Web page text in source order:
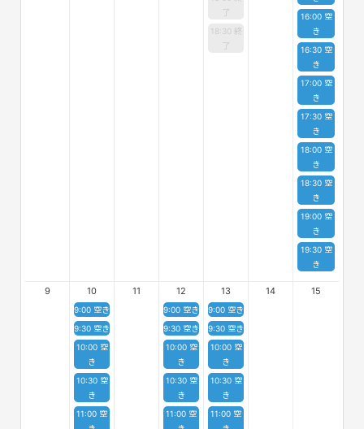
了
18:30 終
了
16:00 空
き
16:30 空
き
17:00 空
き
17:30 空
き
18:00 空
き
18:30 空
き
19:00 空
き
19:30 空
き
9 10
9:00 空き
9:30 空き
10:00 空
き
10:30 空
き
11:00 空
11 12
9:00 空き
9:30 空き
10:00 空
き
10:30 空
き
11:00 空
13
9:00 空き
9:30 空き
10:00 空
き
10:30 空
き
11:00 空
14 15